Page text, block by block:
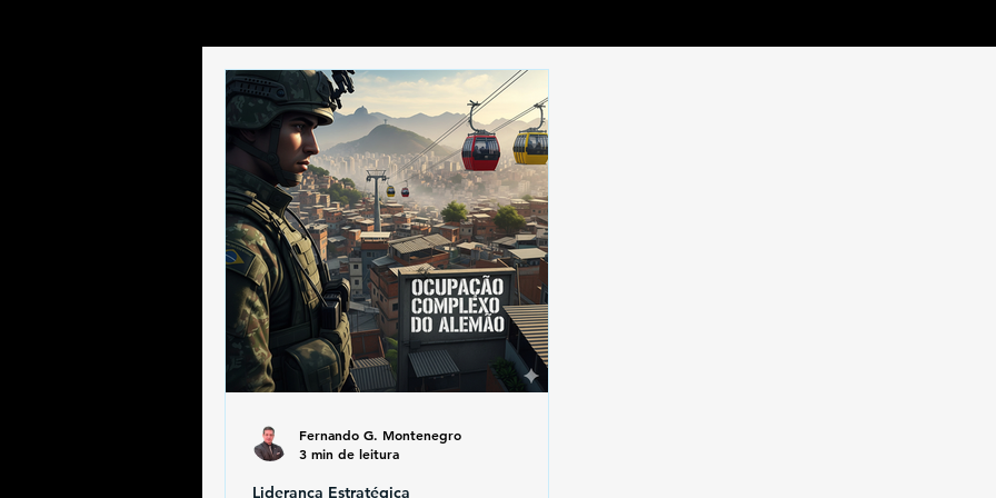
Liderança Estratégica
Fernando G. Montenegro
3 min de leitura